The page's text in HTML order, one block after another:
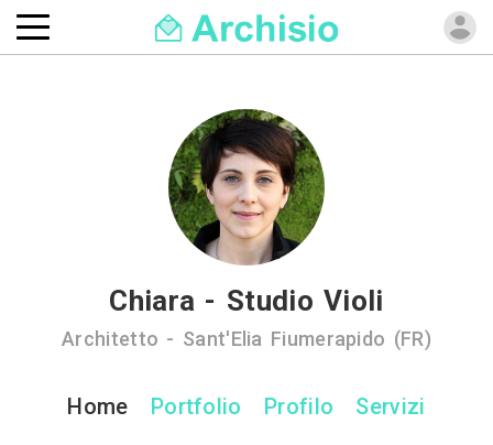
Chiara - Studio Violi
Architetto - Sant'Elia Fiumerapido (FR)
Home Portfolio Profilo Servizi